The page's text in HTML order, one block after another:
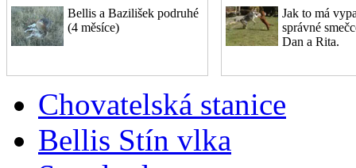
Bellis a Bazilišek podruhé
(4 měsíce)
Jak to má
správné
Dan a Rita.
Chovatelská stanice
Bellis Stín vlka